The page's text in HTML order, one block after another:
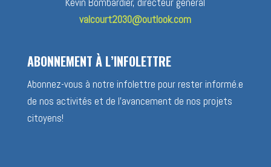
valcourt2030@outlook.com
ABONNEMENT À L’INFOLETTRE
Abonnez-vous à notre infolettre pour rester informé.e
de nos activités et de l’avancement de nos projets
citoyens!